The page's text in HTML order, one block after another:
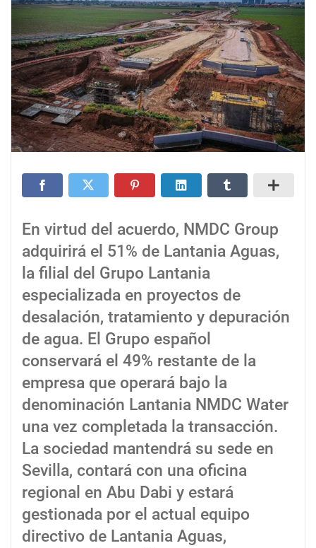
En virtud del acuerdo, NMDC Group
adquirirá el 51% de Lantania Aguas,
la filial del Grupo Lantania
especializada en proyectos de
desalación, tratamiento y depuración
de agua. El Grupo español
conservará el 49% restante de la
empresa que operará bajo la
denominación Lantania NMDC Water
una vez completada la transacción.
La sociedad mantendrá su sede en
Sevilla, contará con una oficina
regional en Abu Dabi y estará
gestionada por el actual equipo
directivo de Lantania Aguas,